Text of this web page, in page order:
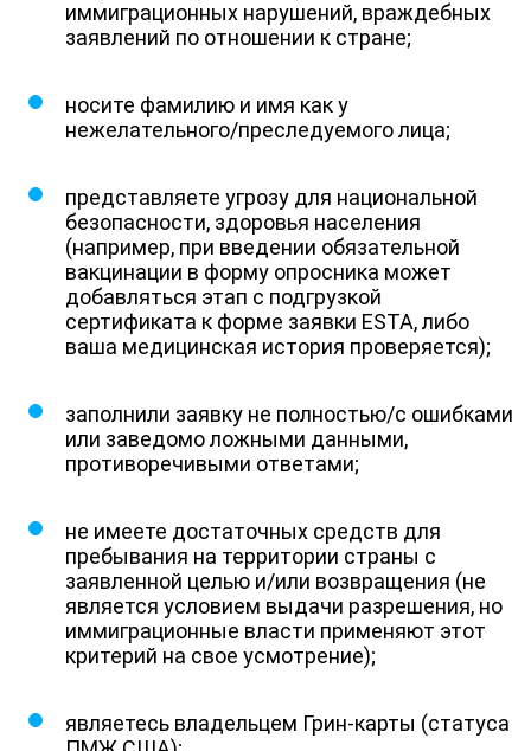
иммиграционных нарушений, враждебных
заявлений по отношении к стране;
носите фамилию и имя как у
нежелательного/преследуемого лица;
представляете угрозу для национальной
безопасности, здоровья населения
(например, при введении обязательной
вакцинации в форму опросника может
добавляться этап с подгрузкой
сертификата к форме заявки ESTA, либо
ваша медицинская история проверяется);
заполнили заявку не полностью/с ошибками
или заведомо ложными данными,
противоречивыми ответами;
не имеете достаточных средств для
пребывания на территории страны с
заявленной целью и/или возвращения (не
является условием выдачи разрешения, но
иммиграционные власти применяют этот
критерий на свое усмотрение);
являетесь владельцем Грин-карты (статуса